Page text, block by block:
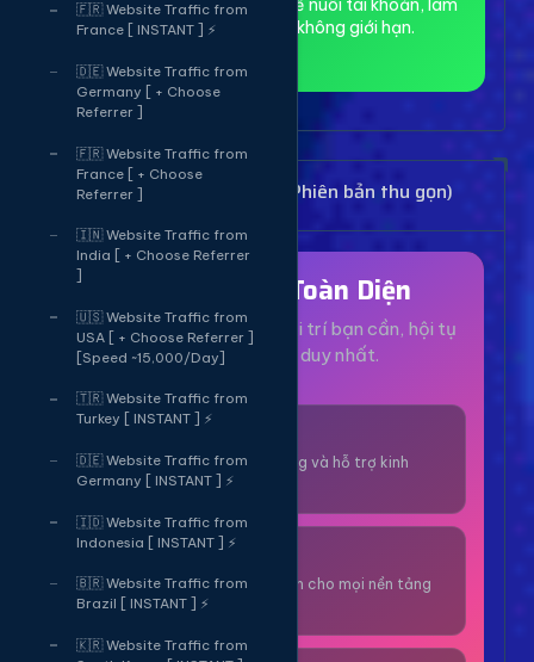
🇫🇷 Website Traffic from
France [ INSTANT ] ⚡
🇩🇪 Website Traffic from
Germany [ + Choose
Referrer ]
🇫🇷 Website Traffic from
France [ + Choose
Referrer ]
🇮🇳 Website Traffic from
India [ + Choose Referrer
🇺🇸 Website Traffic from
USA [ + Choose Referrer ]
[Speed ~15,000/Day]
🇹🇷 Website Traffic from
Turkey [ INSTANT ] ⚡
🇩🇪 Website Traffic from
Germany [ INSTANT ] ⚡
🇮🇩 Website Traffic from
Indonesia [ INSTANT ] ⚡
🇧🇷 Website Traffic from
Brazil [ INSTANT ] ⚡
🇰🇷 Website Traffic from
toàn và ẩn danh, phù hợp để nuôi tài khoản, làm
MMO và truy cập web không giới hạn.
Bảng Dịch Vụ Mạng Xã Hội (Phiên bản thu gọn)
Hệ Sinh Thái Toàn Diện
Mọi dịch vụ, tiện ích và giải trí bạn cần, hội tụ
tại một nền tảng duy nhất.
1000+ Dịch Vụ
Công cụ tăng trưởng và hỗ trợ kinh
doanh online.
Thuê OTP SĐT
Nhận code xác minh cho mọi nền tảng
tức thì.